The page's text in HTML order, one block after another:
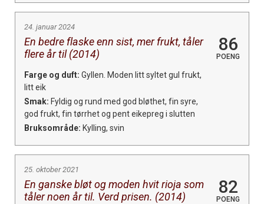
24. januar 2024
En bedre flaske enn sist, mer frukt, tåler
flere år til (2014)
86
POENG
Farge og duft: Gyllen. Moden litt syltet gul frukt,
litt eik
Smak: Fyldig og rund med god bløthet, fin syre,
god frukt, fin tørrhet og pent eikepreg i slutten
Bruksområde: Kylling, svin
25. oktober 2021
En ganske bløt og moden hvit rioja som
tåler noen år til. Verd prisen. (2014)
82
POENG